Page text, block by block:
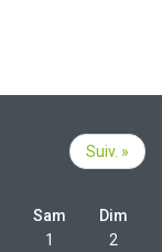
Suiv. »
Sam
Dim
1
2